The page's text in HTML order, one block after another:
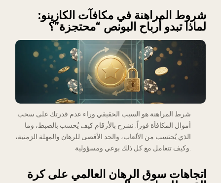
شروط المراهنة في مكافآت الكازينو:
لماذا تبدو أرباح البونص “محتجزة”؟
شرط المراهنة هو السبب الحقيقي وراء عدم قدرتك على سحب
أموال المكافأة فوراً. نشرح بالأرقام كيف يُحسب بالضبط، وما
الذي يُحتسب من الألعاب، والحد الأقصى للرهان والمهلة الزمنية،
وكيف تتعامل مع كل ذلك بوعي ومسؤولية.
اتجاهات سوق الرهان العالمي على كرة